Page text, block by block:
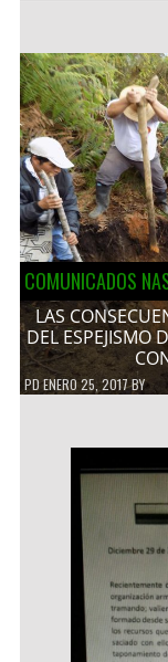
COMUNICADOS
LAS
DEL ESPEJISMO
PDENERO 25, 2017BY